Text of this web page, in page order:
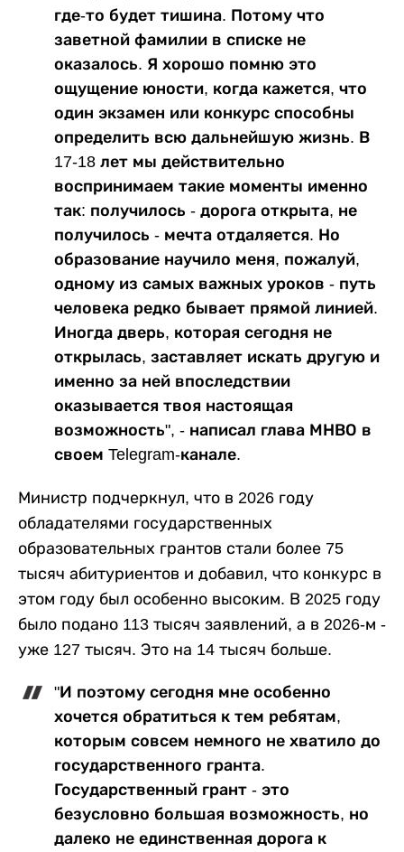
где-то будет тишина. Потому что
заветной фамилии в списке не
оказалось. Я хорошо помню это
ощущение юности, когда кажется, что
один экзамен или конкурс способны
определить всю дальнейшую жизнь. В
17-18 лет мы действительно
воспринимаем такие моменты именно
так: получилось - дорога открыта, не
получилось - мечта отдаляется. Но
образование научило меня, пожалуй,
одному из самых важных уроков - путь
человека редко бывает прямой линией.
Иногда дверь, которая сегодня не
открылась, заставляет искать другую и
именно за ней впоследствии
оказывается твоя настоящая
возможность", - написал глава МНВО в
своем Telegram-канале.
Министр подчеркнул, что в 2026 году
обладателями государственных
образовательных грантов стали более 75
тысяч абитуриентов и добавил, что конкурс в
этом году был особенно высоким. В 2025 году
было подано 113 тысяч заявлений, а в 2026-м -
уже 127 тысяч. Это на 14 тысяч больше.
"И поэтому сегодня мне особенно
хочется обратиться к тем ребятам,
которым совсем немного не хватило до
государственного гранта.
Государственный грант - это
безусловно большая возможность, но
далеко не единственная дорога к